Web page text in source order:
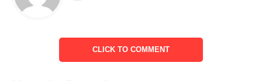
Pendopo Anies Baswedan Lebak Bulus, Jakarta Selatan, Jumat
CLICK TO COMMENT